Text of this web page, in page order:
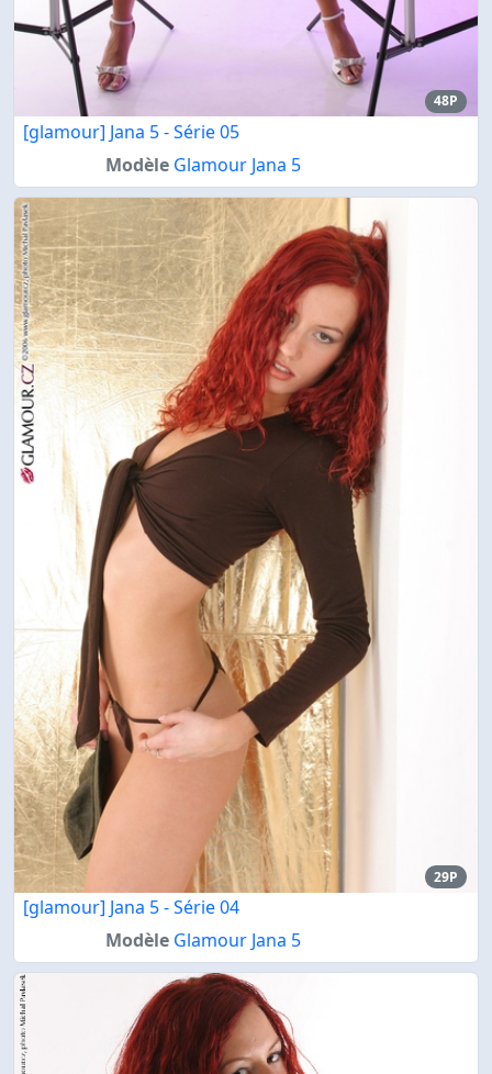
48P
[glamour] Jana 5 - Série 05
Modèle Glamour Jana 5
29P
[glamour] Jana 5 - Série 04
Modèle Glamour Jana 5